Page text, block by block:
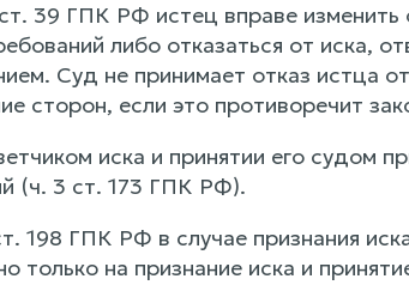
39 ГПК РФ истец вправе
либо отказаться от иска,
Суд не принимает отказ истца
сторон, если это противоречит
иска и принятии его судом
(ч. 3 ст. 173 ГПК РФ).
198 ГПК РФ в случае признания
только на признание иска и